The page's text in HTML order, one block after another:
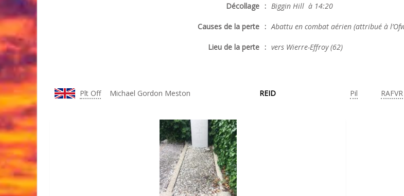
Décollage : Biggin Hill à 14:20
Causes de la perte : Abattu en combat aérien (attribué à
Lieu de la perte : vers Wierre-Effroy (62)
Plt Off Michael Gordon Meston REID Pil RAFVR